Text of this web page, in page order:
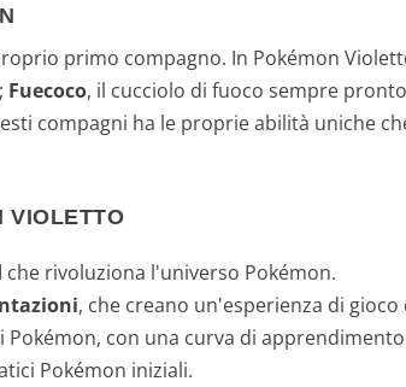
primo compagno. In Pokémon
Fuecoco, il cucciolo di fuoco sempre
compagni ha le proprie abilità uniche
VIOLETTO
che rivoluziona l'universo Pokémon.
, che creano un'esperienza di
Pokémon, con una curva di
Pokémon iniziali.